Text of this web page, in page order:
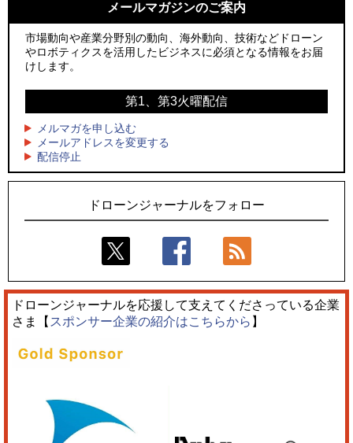
防衛装備庁「迎撃ドローン早期取得プログラム」にテラドロ
ーンが採択、国産機で量産調達を目指す
レッドクリフ、足利花火大会で映画『スパイダーマン』や
ドローンとナイトバブルが競演、「花園ドローンショーフェ
スタ2026」10/3、4開催
飛んだドローン、飛ばなかったドローン
国産AUVを社会実装へ、スタートアップ「BlueArch株式会
社」設立
防衛装備庁「迎撃ドローン早期取得プログラム」にテラドロ
サザンビーチちがさき花火大会で「復活の花火」打ち上げ、
キリンビールがライブ中継と連動した支援企画
ロボデックス、2時間超の飛行を目指す新型水素燃料電池ドロ
ーンを公開
メールマガジンのご案内
市場動向や産業分野別の動向、海外動向、技術などドローン
やロボティクスを活用したビジネスに必須となる情報をお届
けします。
第1、第3火曜配信
メルマガを申し込む
メールアドレスを変更する
配信停止
ドローンジャーナルをフォロー
ドローンジャーナルを応援して支えてくださっている企業
さま【 スポンサー企業の紹介はこちらから 】